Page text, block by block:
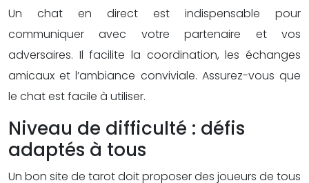
Un chat en direct est indispensable pour
communiquer avec votre partenaire et vos
adversaires. Il facilite la coordination, les échanges
amicaux et l’ambiance conviviale. Assurez-vous que
le chat est facile à utiliser.
Niveau de difficulté : défis
adaptés à tous
Un bon site de tarot doit proposer des joueurs de tous